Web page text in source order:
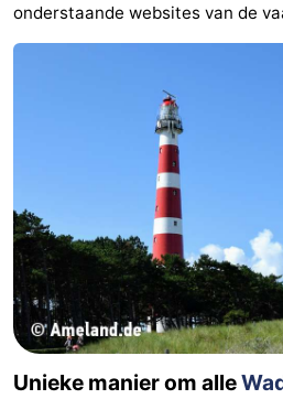
Rondleidingen
Sporten
-
Fietsen
-
onderstaande websites van de
Unieke manier om alle